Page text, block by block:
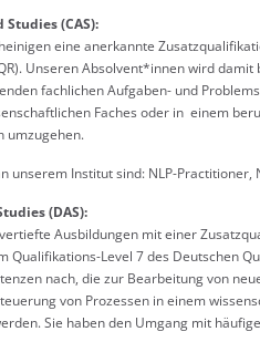
(CAS):
eine anerkannte
Unseren Absolvent*innen wird
fachlichen Aufgaben- und
Faches oder in einem
umzugehen.
unserem Institut sind: NLP-
(DAS):
Ausbildungen mit einer
Qualifikations-Level 7 des Deutschen
nach, die zur Bearbeitung von
von Prozessen in einem
Sie haben den Umgang mit